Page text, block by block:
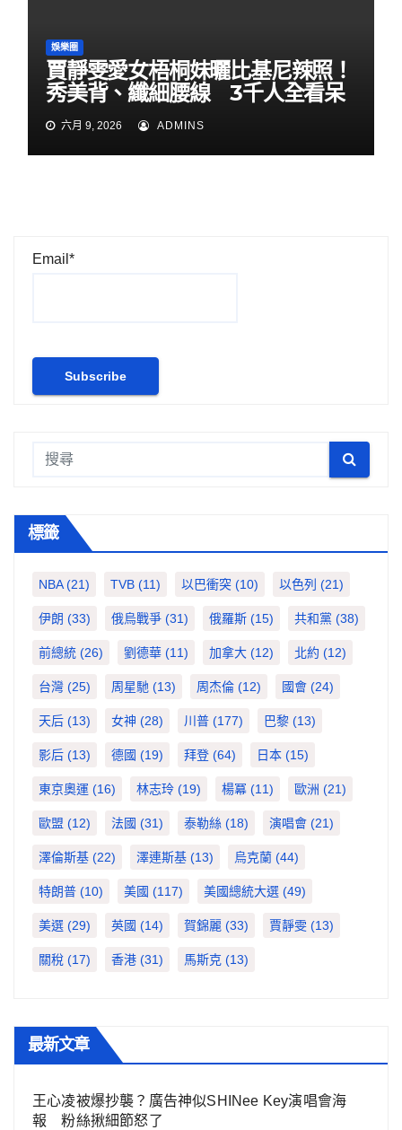
娛樂圈
賈靜雯愛女梧桐妹曬比基尼辣照！
秀美背、纖細腰線 3千人全看呆
六月 9, 2026 ADMINS
Email*
標籤
NBA(21) TVB (11) 以巴衝突 (10) 以色列 (21)
伊朗 (33) 俄烏戰爭 (31) 俄羅斯 (15) 共和黨 (38)
前總統 (26) 劉德華 (11) 加拿大 (12) 北約 (12)
台灣 (25) 周星馳 (13) 周杰倫 (12) 國會 (24)
天后 (13) 女神 (28) 川普 (177) 巴黎 (13)
影后 (13) 德國 (19) 拜登 (64) 日本 (15)
東京奧運 (16) 林志玲 (19) 楊冪 (11) 歐洲 (21)
歐盟 (12) 法國 (31) 泰勒絲 (18) 演唱會 (21)
澤倫斯基 (22) 澤連斯基 (13) 烏克蘭 (44)
特朗普 (10) 美國 (117) 美國總統大選 (49)
美選 (29) 英國 (14) 賀錦麗 (33) 賈靜雯 (13)
關稅 (17) 香港 (31) 馬斯克 (13)
最新文章
王心凌被爆抄襲？廣告神似SHINee Key演唱會海
報 粉絲揪細節怒了